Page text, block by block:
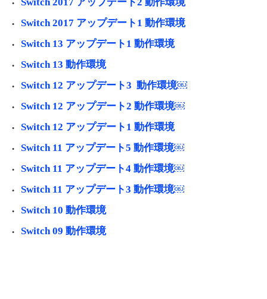
Switch 2017 アップデート1 動作環境
Switch 13 アップデート1 動作環境
Switch 13 動作環境
Switch 12 アップデート3 動作環境￼
Switch 12 アップデート2 動作環境￼
Switch 12 アップデート1 動作環境
Switch 11 アップデート5 動作環境￼
Switch 11 アップデート4 動作環境￼
Switch 11 アップデート3 動作環境￼
Switch 10 動作環境
Switch 09 動作環境